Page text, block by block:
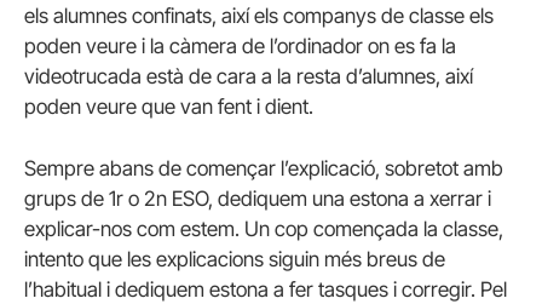
els alumnes confinats, així els companys de classe els
poden veure i la càmera de l’ordinador on es fa la
videotrucada està de cara a la resta d’alumnes, així
poden veure que van fent i dient.
Sempre abans de començar l’explicació, sobretot amb
grups de 1r o 2n ESO, dediquem una estona a xerrar i
explicar-nos com estem. Un cop començada la classe,
intento que les explicacions siguin més breus de
l’habitual i dediquem estona a fer tasques i corregir. Pel